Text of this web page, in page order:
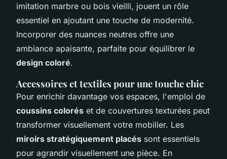
imitation marbre ou bois vieilli, jouent un rôle
essentiel en ajoutant une touche de modernité.
Incorporer des nuances neutres offre une
ambiance apaisante, parfaite pour équilibrer le
design coloré.
Accessoires et textiles pour une touche chic
Pour enrichir davantage vos espaces, l'emploi de
coussins colorés et de couvertures texturées peut
transformer visuellement votre mobilier. Les
miroirs stratégiquement placés sont essentiels
pour agrandir visuellement une pièce. En